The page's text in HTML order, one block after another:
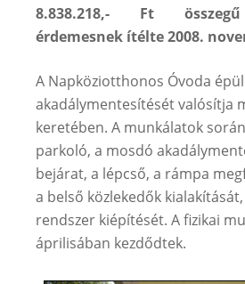
8.838.218,- Ft
érdemesnek ítélte 2008.
A Napköziotthonos Óvoda
akadálymentesítését valósítja
keretében. A munkálatok
parkoló, a mosdó
bejárat, a lépcső, a rámpa
a belső közlekedők
rendszer kiépítését. A fizikai
áprilisában kezdődtek.